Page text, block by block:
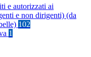
e autorizzati ai
e non dirigenti) (da
102
1